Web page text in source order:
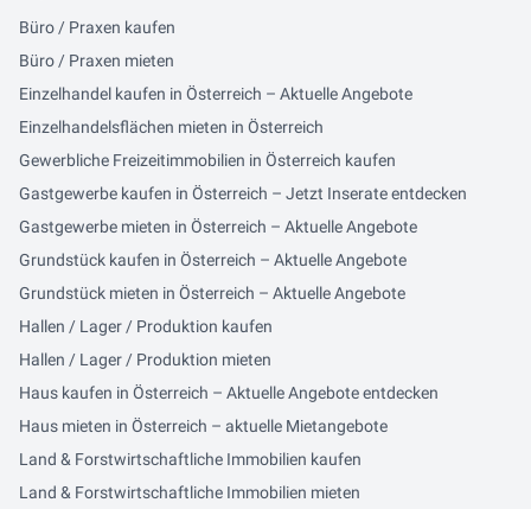
Büro / Praxen kaufen
Büro / Praxen mieten
Einzelhandel kaufen in Österreich – Aktuelle Angebote
Einzelhandelsflächen mieten in Österreich
Gewerbliche Freizeitimmobilien in Österreich kaufen
Gastgewerbe kaufen in Österreich – Jetzt Inserate entdecken
Gastgewerbe mieten in Österreich – Aktuelle Angebote
Grundstück kaufen in Österreich – Aktuelle Angebote
Grundstück mieten in Österreich – Aktuelle Angebote
Hallen / Lager / Produktion kaufen
Hallen / Lager / Produktion mieten
Haus kaufen in Österreich – Aktuelle Angebote entdecken
Haus mieten in Österreich – aktuelle Mietangebote
Land & Forstwirtschaftliche Immobilien kaufen
Land & Forstwirtschaftliche Immobilien mieten